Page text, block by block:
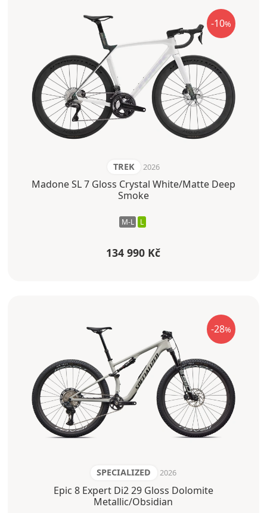
-10%
TREK 2026
Madone SL 7 Gloss Crystal White/Matte Deep
Smoke
M-L L
134 990 Kč
-28%
SPECIALIZED 2026
Epic 8 Expert Di2 29 Gloss Dolomite
Metallic/Obsidian